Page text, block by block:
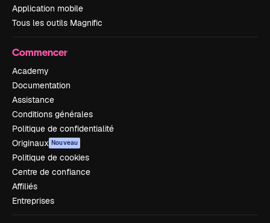
Application mobile
Tous les outils Magnific
Commencer
Academy
Documentation
Assistance
Conditions générales
Politique de confidentialité
Originaux Nouveau
Politique de cookies
Centre de confiance
Affiliés
Entreprises